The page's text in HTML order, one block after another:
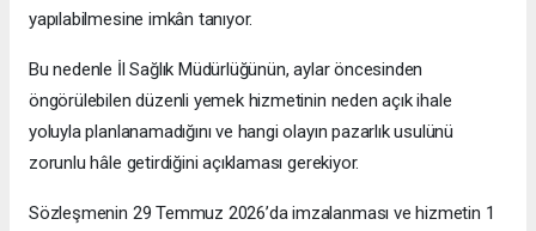
yapılabilmesine imkân tanıyor.
Bu nedenle İl Sağlık Müdürlüğünün, aylar öncesinden
öngörülebilen düzenli yemek hizmetinin neden açık ihale
yoluyla planlanamadığını ve hangi olayın pazarlık usulünü
zorunlu hâle getirdiğini açıklaması gerekiyor.
Sözleşmenin 29 Temmuz 2026’da imzalanması ve hizmetin 1